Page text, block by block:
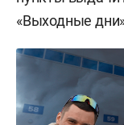
«Выходные